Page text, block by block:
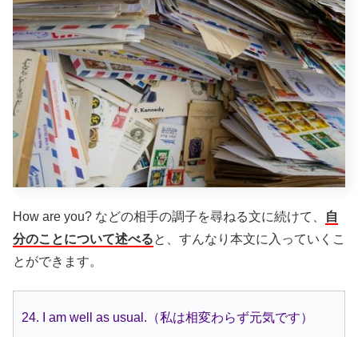
How are you? などの相手の調子を尋ねる文に続けて、
自
分のことについて述べると、すんなり本文に入っていくこ
とができます。
24. I am well as usual.（私は相変わらず元気です）